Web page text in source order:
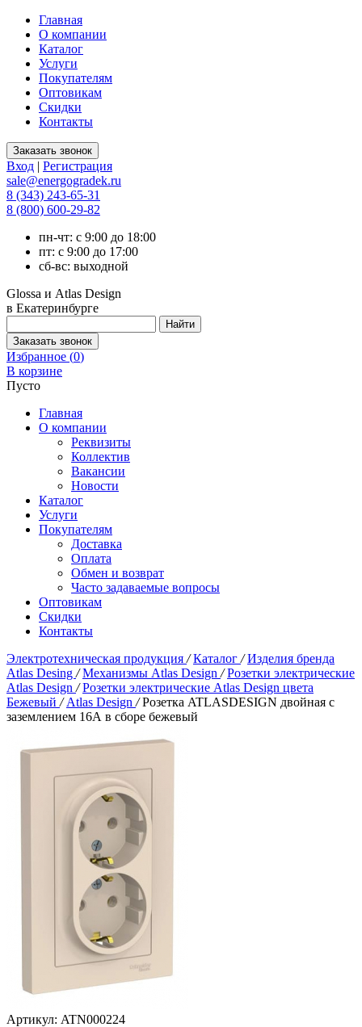
Главная
О компании
Каталог
Услуги
Покупателям
Оптовикам
Скидки
Контакты
Вход | Регистрация
sale@energogradek.ru
8 (343) 243-65-31
8 (800) 600-29-82
пн-чт: с 9:00 до 18:00
пт: с 9:00 до 17:00
сб-вс: выходной
Glossa и Atlas Design
в Екатеринбурге
Избранное (0)
В корзине
Пусто
Главная
О компании
Реквизиты
Коллектив
Вакансии
Новости
Каталог
Услуги
Покупателям
Доставка
Оплата
Обмен и возврат
Часто задаваемые вопросы
Оптовикам
Скидки
Контакты
Электротехническая продукция / Каталог / Изделия бренда
Atlas Desing / Механизмы Atlas Design / Розетки электрические
Atlas Design / Розетки электрические Atlas Design цвета
Бежевый / Atlas Design / Розетка ATLASDESIGN двойная с
заземлением 16А в сборе бежевый
Артикул: ATN000224